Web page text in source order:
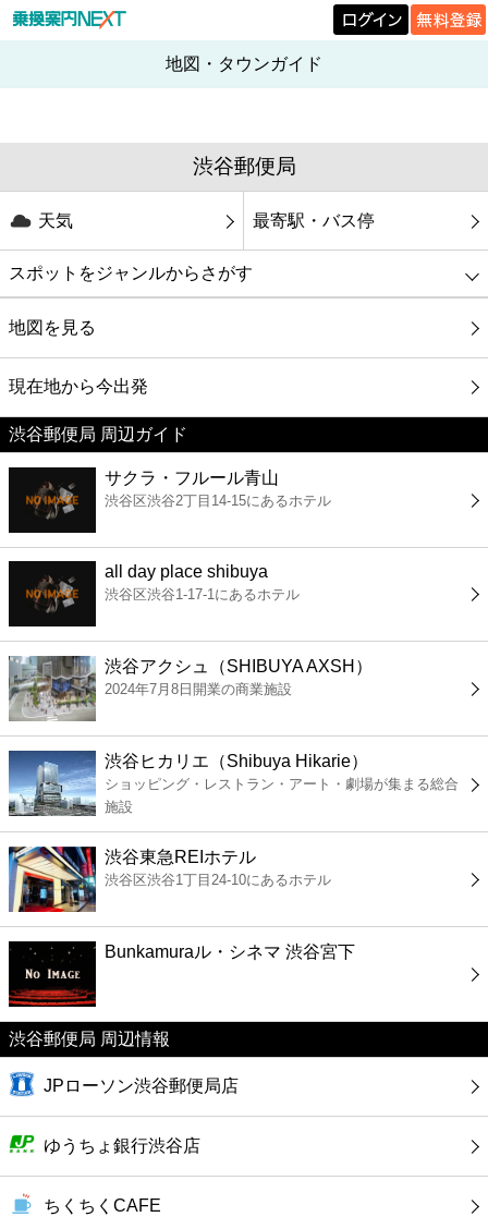
地図・タウンガイド
渋谷郵便局
天気 最寄駅・バス停
スポットをジャンルからさがす
グルメ
映画
美容
コンビニ
薬局
スーパー
エンタメ
レジャー
書店
ファミレス
カフェ
ショッピング
銀行
公共
病院
地図を見る
現在地から今出発
渋谷郵便局 周辺ガイド
サクラ・フルール青山
渋谷区渋谷2丁目14-15にあるホテル
all day place shibuya
渋谷区渋谷1-17-1にあるホテル
渋谷アクシュ（SHIBUYA AXSH）
2024年7月8日開業の商業施設
渋谷ヒカリエ（Shibuya Hikarie）
ショッピング・レストラン・アート・劇場が集まる総合
施設
渋谷東急REIホテル
渋谷区渋谷1丁目24-10にあるホテル
Bunkamuraル・シネマ 渋谷宮下
渋谷郵便局 周辺情報
JPローソン渋谷郵便局店
ゆうちょ銀行渋谷店
ちくちくCAFE